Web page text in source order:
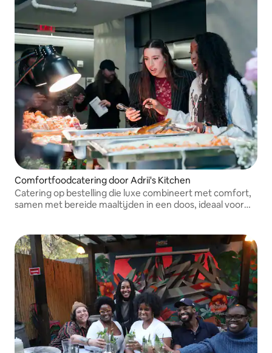
Comfortfoodcatering door Adrii's Kitchen
Catering op bestelling die luxe combineert met comfort,
samen met bereide maaltijden in een doos, ideaal voor
te onthouden.